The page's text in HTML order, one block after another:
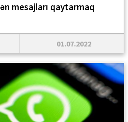
mesajları qaytarmaq
01.07.2022